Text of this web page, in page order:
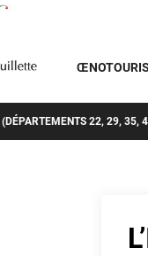
(DÉPARTEMENTS 22, 29, 35,